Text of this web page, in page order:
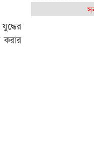
করার
রাজশাহী